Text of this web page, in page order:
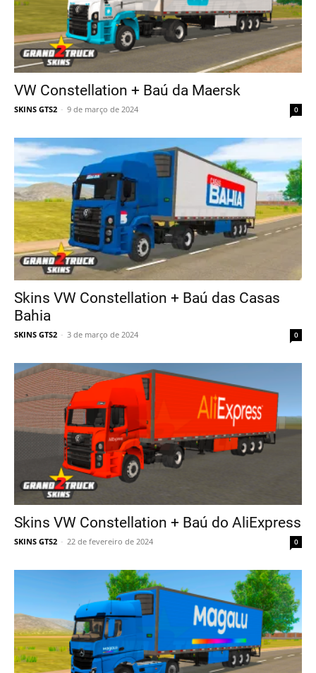
VW Constellation + Baú da Maersk
SKINS GTS2 - 9 de março de 2024 0
Skins VW Constellation + Baú das Casas
Bahia
SKINS GTS2 - 3 de março de 2024 0
Skins VW Constellation + Baú do AliExpress
SKINS GTS2 - 22 de fevereiro de 2024 0